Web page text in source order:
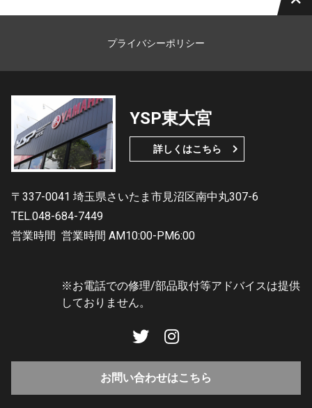
プライバシーポリシー
YSP東大宮
詳しくはこちら
〒337-0041 埼玉県さいたま市見沼区南中丸307-6
TEL.048-684-7449
営業時間 営業時間 AM10:00-PM6:00
※お電話での修理/部品取付等アドバイスは提供
しておりません。
お問い合わせはこちら